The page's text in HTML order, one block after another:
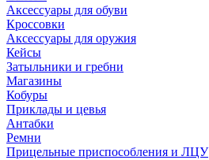
Аксессуары для обуви
Кроссовки
Аксессуары для оружия
Кейсы
Затыльники и гребни
Магазины
Кобуры
Приклады и цевья
Антабки
Ремни
Прицельные приспособления и ЛЦУ